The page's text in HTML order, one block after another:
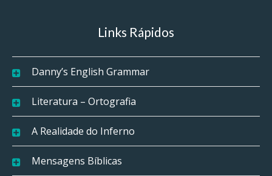
Links Rápidos
Danny’s English Grammar
Literatura – Ortografia
A Realidade do Inferno
Mensagens Bíblicas